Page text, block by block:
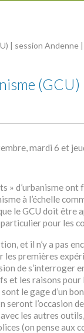
| session Andenne
mardi 6 et
» d’urbanisme
à l’échelle
le GCU doit
pour les
et il n’y a pas
les premières
de s’interroger
et les raisons
sont le gage d’un
l’occasion
les autres
(on pense aux